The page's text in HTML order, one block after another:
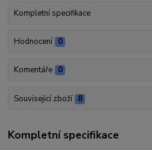
Kompletní specifikace
Hodnocení 0
Komentáře 0
Související zboží 8
Kompletní specifikace